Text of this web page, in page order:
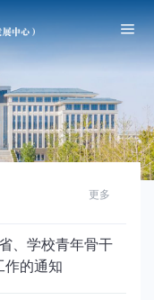
更多
、学校青年骨干
作的通知